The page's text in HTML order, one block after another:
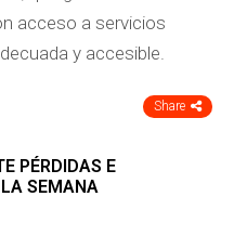
acceso a servicios
y accesible.
Share
PÉRDIDAS E
SEMANA